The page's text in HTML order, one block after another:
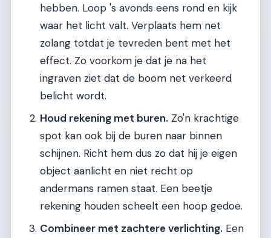
hebben. Loop 's avonds eens rond en kijk
waar het licht valt. Verplaats hem net
zolang totdat je tevreden bent met het
effect. Zo voorkom je dat je na het
ingraven ziet dat de boom net verkeerd
belicht wordt.
Houd rekening met buren. Zo'n krachtige
spot kan ook bij de buren naar binnen
schijnen. Richt hem dus zo dat hij je eigen
object aanlicht en niet recht op
andermans ramen staat. Een beetje
rekening houden scheelt een hoop gedoe.
Combineer met zachtere verlichting. Een